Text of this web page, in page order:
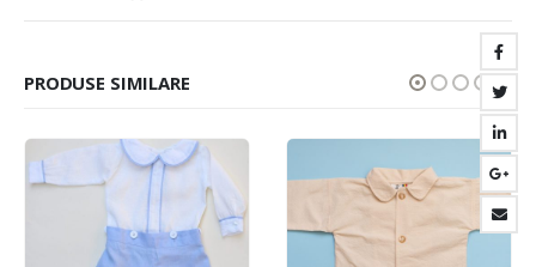
PRODUSE SIMILARE